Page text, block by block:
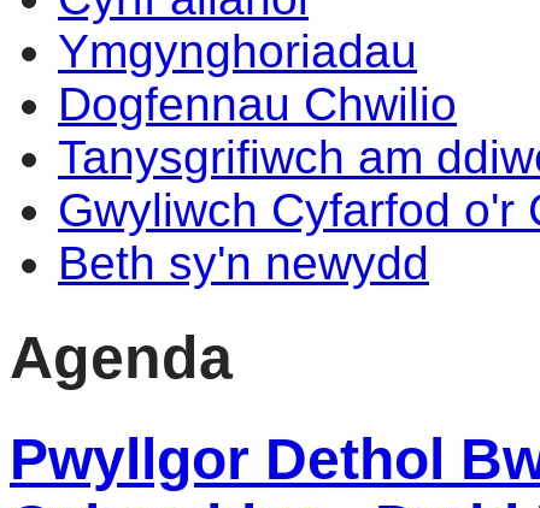
Ymgynghoriadau
Dogfennau Chwilio
Tanysgrifiwch am
Gwyliwch Cyfarfod o'r
Beth sy'n newydd
Agenda
Pwyllgor Dethol